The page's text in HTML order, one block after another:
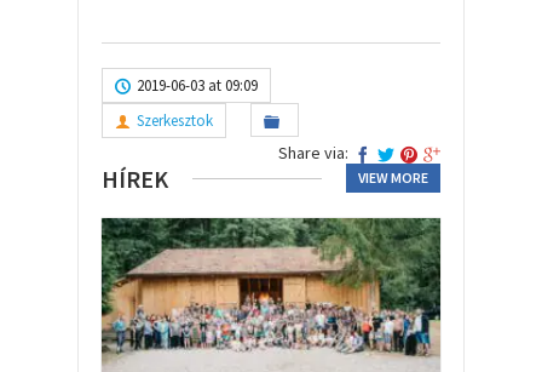
2019-06-03 at 09:09
Szerkesztok
Share via:
HÍREK VIEW MORE